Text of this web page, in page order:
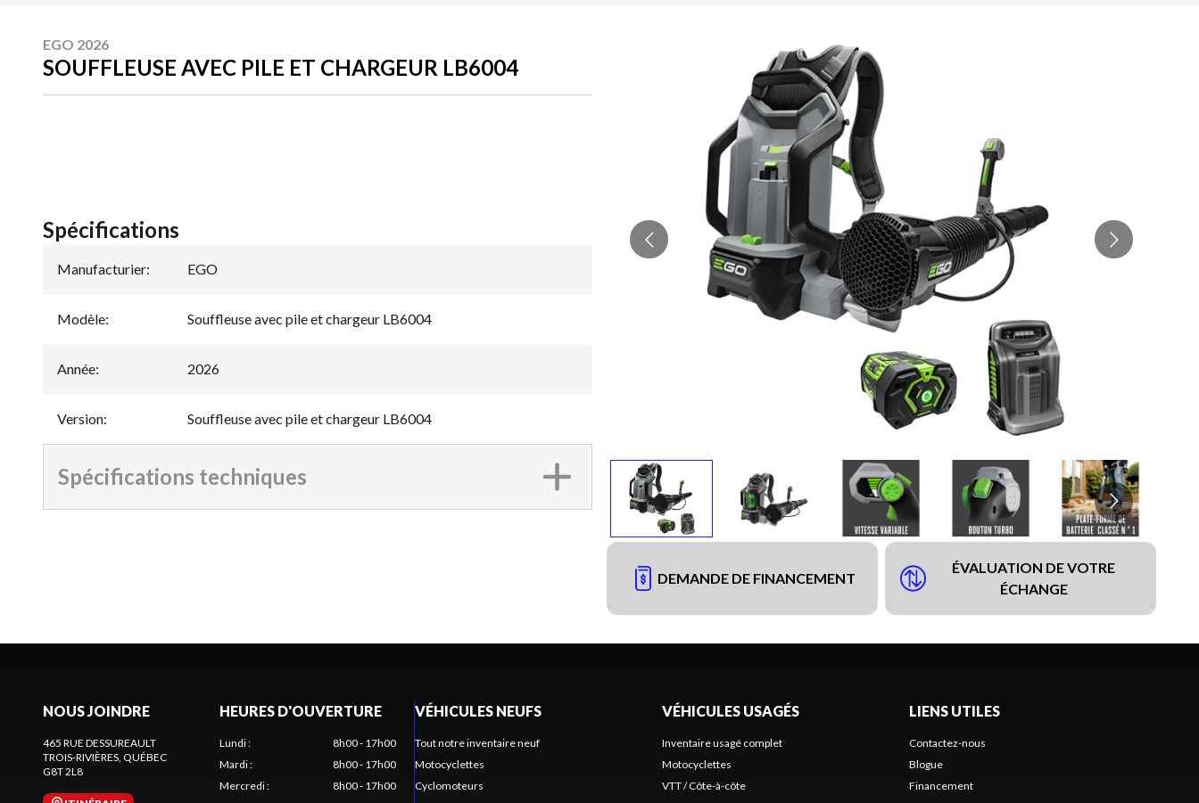
EGO 2026
SOUFFLEUSE AVEC PILE ET CHARGEUR LB6004
DEMANDE DE FINANCEMENT
ÉVALUATION DE VOTRE
ÉCHANGE
Spécifications
Manufacturier: EGO
Modèle: Souffleuse avec pile et chargeur LB6004
Année: 2026
Version: Souffleuse avec pile et chargeur LB6004
Spécifications techniques
NOUS JOINDRE
465 RUE DESSUREAULT
TROIS-RIVIÈRES, QUÉBEC
G8T 2L8
HEURES D'OUVERTURE
Lundi:
8h00 - 17h00
Mardi:
8h00 - 17h00
Mercredi:
8h00 - 17h00
VÉHICULES NEUFS
Tout notre inventaire neuf
Motocyclettes
Cyclomoteurs
VÉHICULES USAGÉS
Inventaire usagé complet
Motocyclettes
VTT / Côte-à-côte
LIENS UTILES
Contactez-nous
Blogue
Financement